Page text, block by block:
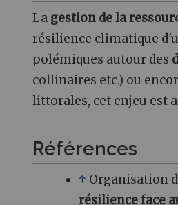
La gestion de la
résilience climatique
polémiques autour des
collinaires etc.) ou
littorales, cet enjeu est
Références
↑ Organisation
résilience face